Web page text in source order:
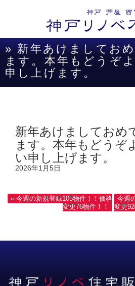
» 新年あけましてお
ます。本年もどうぞ
申し上げます。
新年あけましておめ
ます。本年もどうぞ
い申し上げます。
2026年1月5日
« 今週の新規登録105物件！！価格
変更76物件！！
今週
変更